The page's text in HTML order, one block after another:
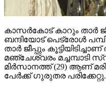
കാസര്‍കോട് കാറും താര്‍
ബന്ദിയോട് പെട്രോള്‍
താര്‍ ജീപ്പും
മഞ്ചേശ്വരം മച്ചമ്പാടി
മിര്‍സാനത്ത് (29) ആണ്
പേര്‍ക്ക് ഗുരുതര പരിക്കേറ്റു.